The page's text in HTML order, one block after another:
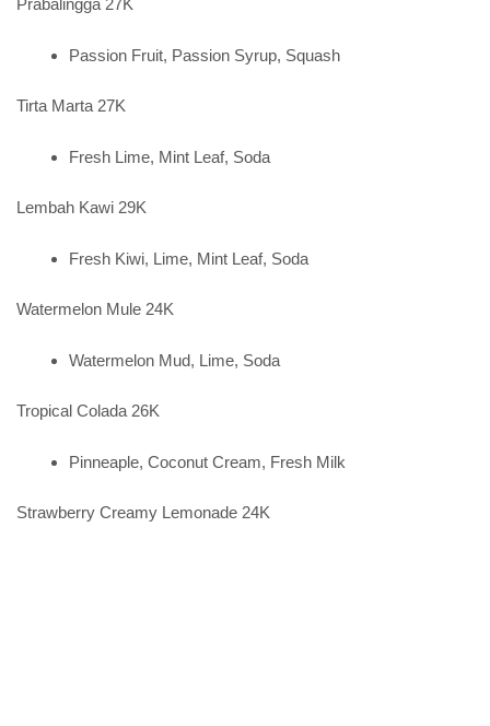
Passion Fruit, Passion Syrup, Squash
Tirta Marta 27K
Fresh Lime, Mint Leaf, Soda
Lembah Kawi 29K
Fresh Kiwi, Lime, Mint Leaf, Soda
Watermelon Mule 24K
Watermelon Mud, Lime, Soda
Tropical Colada 26K
Pinneaple, Coconut Cream, Fresh Milk
Strawberry Creamy Lemonade 24K